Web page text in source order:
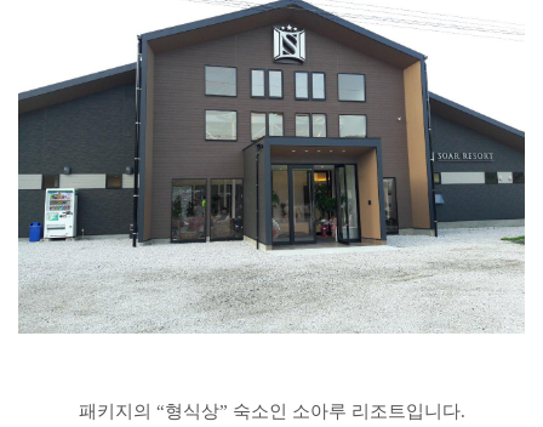
패키지의 “형식상” 숙소인 소아루 리조트입니다.